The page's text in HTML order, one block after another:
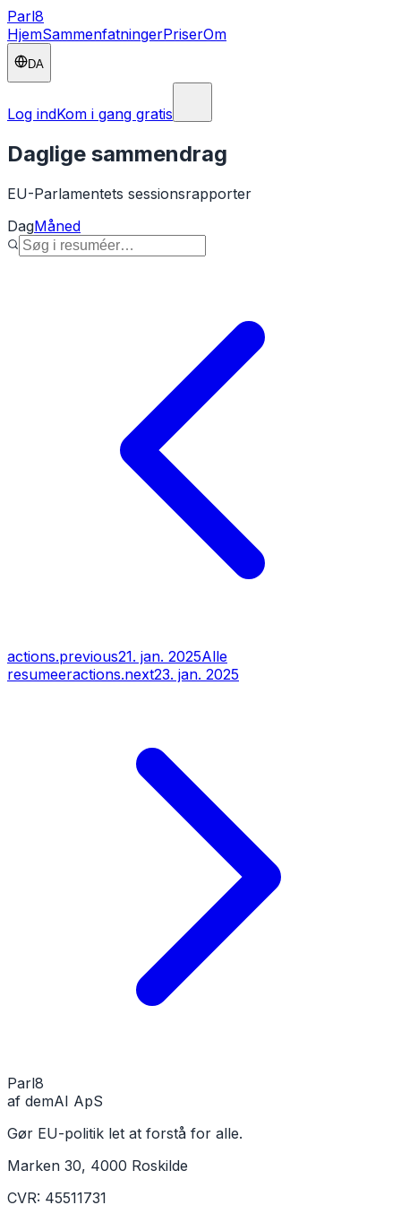
Parl8
HjemSammenfatningerPriserOm
DA
Log indKom i gang gratis
Daglige sammendrag
EU-Parlamentets sessionsrapporter
DagMåned
actions.previous21. jan. 2025Alle
resumeeractions.next23. jan. 2025
Parl8
af demAI ApS
Gør EU-politik let at forstå for alle.
Marken 30, 4000 Roskilde
CVR: 45511731